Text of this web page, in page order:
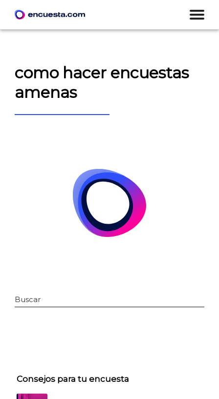
CÓMO FUNCIONA
como hacer encuestas
amenas
Buscar
Consejos para tu encuesta